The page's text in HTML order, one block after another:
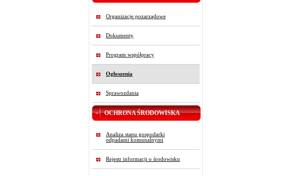
Organizacje pozarządowe
Dokumenty
Program współpracy
Ogłoszenia
Sprawozdania
OCHRONA ŚRODOWISKA
Analiza stanu gospodarki
odpadami komunalnymi
Rejestr informacji o środowisku